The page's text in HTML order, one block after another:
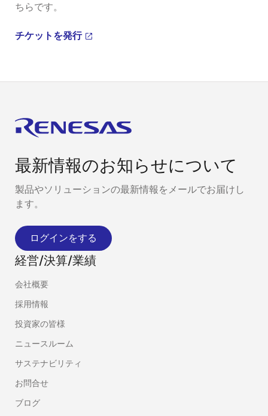
ちらです。
チケットを発行
最新情報のお知らせについて
製品やソリューションの最新情報をメールでお届けし
ます。
ログインをする
経営/決算/業績
会社概要
採用情報
投資家の皆様
ニュースルーム
サステナビリティ
お問合せ
ブログ